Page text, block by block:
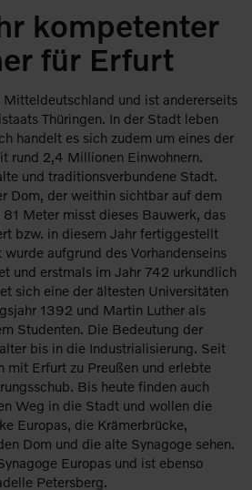
kompetenter
für Erfurt
und ist andererseits
Thüringen. In der Stadt leben
handelt es sich zudem um eines der
rund 2,4 Millionen Einwohnern.
und traditionsverbundene Stadt.
Dom, der weithin sichtbar auf dem
Meter misst dieses Bauwerk, das
bzw. in diesem Jahr fertiggestellt
aufgrund des Vorhandenseins
und erstmals im Jahr 742 urkundlich
sich eine der ältesten Universitäten
1392 und Martin Luther als
Studenten. Die Bedeutung der
bis in die Industrialisierung. Seit
mit Erfurt zu Preußen und erlebte
Bis heute finden auch
Weg in die Stadt und wollen die
Europas, die Krämerbrücke,
Dom und die alte Synagoge sehen.
Europas und ist ebenso
Petersberg.